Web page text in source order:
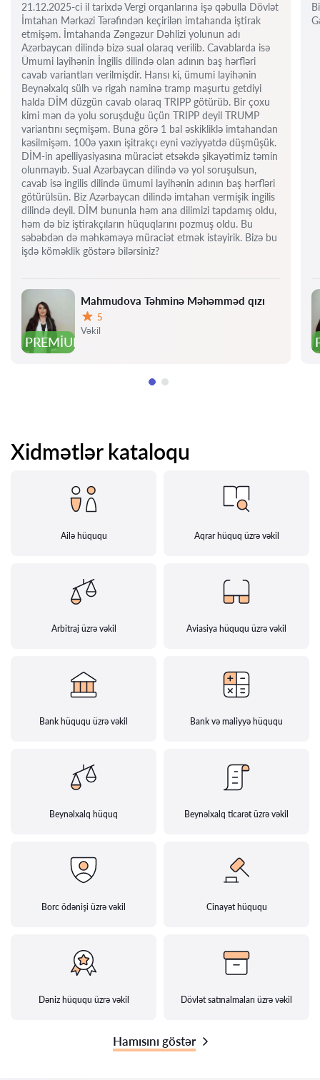
PREMIUM
Mahmudova Təhminə Məhəmməd qızı
Qiymət:
5
Vəkil
21.12.2025-ci il tarixdə Vergi orqanlarına işə qəbulla Dövlət
İmtahan Mərkəzi Tərəfindən keçirilən imtahanda iştirak
etmişəm. İmtahanda Zəngəzur Dəhlizi yolunun adı
Azərbaycan dilində bizə sual olaraq verilib. Cavablarda isə
Ümumi layihənin İngilis dilində olan adının baş hərfləri
cavab variantları verilmişdir. Hansı ki, ümumi layihənin
Beynəlxalq sülh və rigah naminə tramp maşurtu getdiyi
halda DİM düzgün cavab olaraq TRIPP götürüb. Bir çoxu
kimi mən də yolu soruşduğu üçün TRIPP deyil TRUMP
variantını seçmişəm. Buna görə 1 bal əskikliklə imtahandan
kəsilmişəm. 100ə yaxın işitrakçı eyni vəziyyətdə düşmüşük.
DİM-in apelliyasiyasına müraciət etsəkdə şikayətimiz təmin
olunmayıb. Sual Azərbaycan dilində və yol soruşulsun,
cavab isə ingilis dilində ümumi layihənin adının baş hərfləri
götürülsün. Biz Azərbaycan dilində imtahan vermişik ingilis
dilində deyil. DİM bununla həm ana dilimizi tapdamış oldu,
həm də biz iştirakçıların hüquqlarını pozmuş oldu. Bu
səbəbdən də məhkəməyə müraciət etmək istəyirik. Bizə bu
işdə köməklik göstərə bilərsiniz?
Xidmətlər kataloqu
Ailə hüququ Aqrar hüquq üzrə vəkil
Arbitraj üzrə vəkil Aviasiya hüququ üzrə vəkil
Bank hüququ üzrə vəkil Bank və maliyyə hüququ
Beynəlxalq hüquq Beynəlxalq ticarət üzrə vəkil
Borc ödənişi üzrə vəkil Cinayət hüququ
Dəniz hüququ üzrə vəkil Dövlət satınalmaları üzrə vəkil
Hamısını göstər